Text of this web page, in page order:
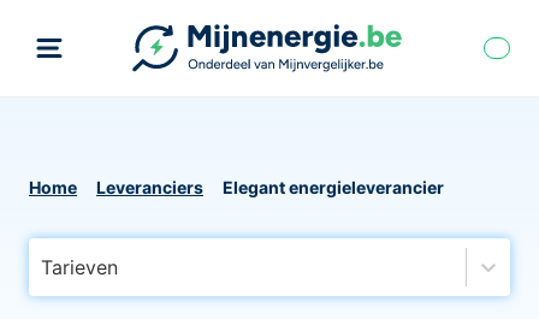
Home Leveranciers Elegant energieleverancier
Tarieven